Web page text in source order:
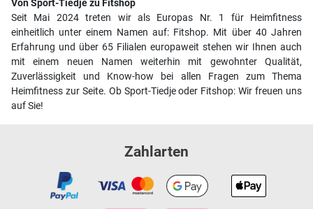
Von Sport-Tiedje zu Fitshop
Seit Mai 2024 treten wir als Europas Nr. 1 für Heimfitness
einheitlich unter einem Namen auf: Fitshop. Mit über 40 Jahren
Erfahrung und über 65 Filialen europaweit stehen wir Ihnen auch
mit einem neuen Namen weiterhin mit gewohnter Qualität,
Zuverlässigkeit und Know-how bei allen Fragen zum Thema
Heimfitness zur Seite. Ob Sport-Tiedje oder Fitshop: Wir freuen uns
auf Sie!
Zahlarten